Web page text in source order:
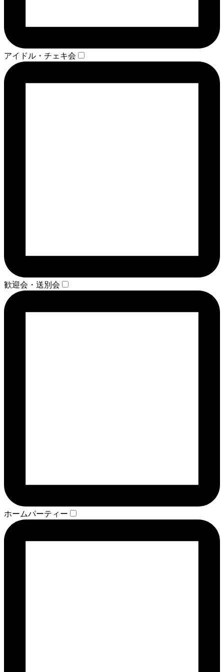
アイドル・チェキ会
歓迎会・送別会
ホームパーティー